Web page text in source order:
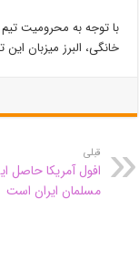
با توجه به محرومیت تیم
خانگی، البرز میزبان
قبلی
افول آمریکا حاصل
مسلمان ایران است